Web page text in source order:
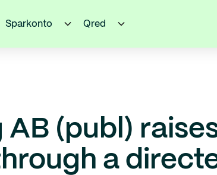
Sparkonto Qred
(publ)
a